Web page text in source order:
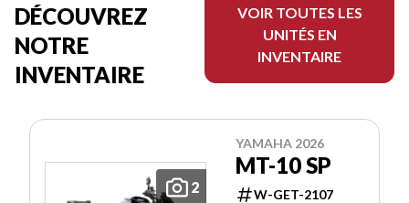
DÉCOUVREZ
NOTRE
INVENTAIRE
VOIR TOUTES LES
UNITÉS EN
INVENTAIRE
2
YAMAHA 2026
MT-10 SP
W-GET-2107